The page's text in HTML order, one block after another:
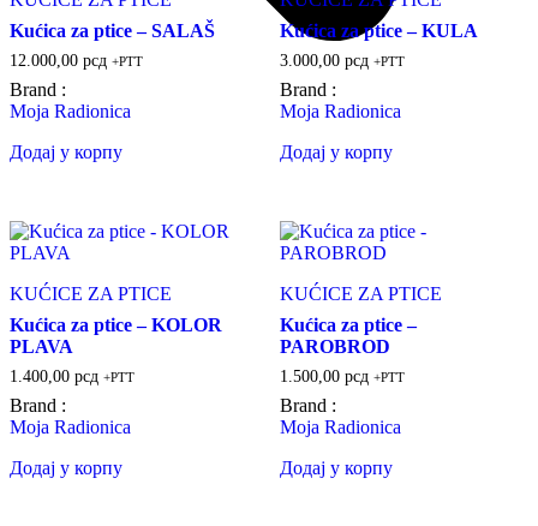
Kućica za ptice – SALAŠ
12.000,00 рсд +PTT
Brand :
Moja Radionica
Додај у корпу
Kućica za ptice – KULA
3.000,00 рсд +PTT
Brand :
Moja Radionica
Додај у корпу
KUĆICE ZA PTICE
Kućica za ptice – KOLOR
PLAVA
1.400,00 рсд +PTT
Brand :
Moja Radionica
Додај у корпу
KUĆICE ZA PTICE
Kućica za ptice –
PAROBROD
1.500,00 рсд +PTT
Brand :
Moja Radionica
Додај у корпу